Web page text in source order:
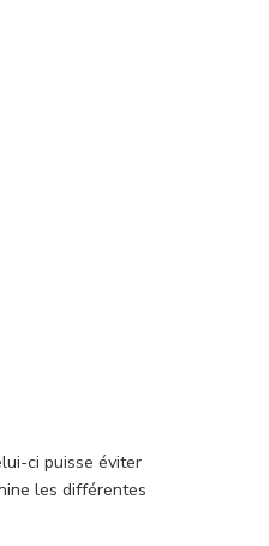
ci puisse éviter
les différentes